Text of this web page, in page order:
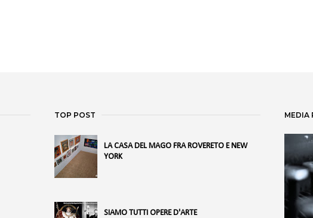
TOP POST
LA CASA DEL MAGO FRA ROVERETO E NEW
YORK
SIAMO TUTTI OPERE D'ARTE
MEDIA